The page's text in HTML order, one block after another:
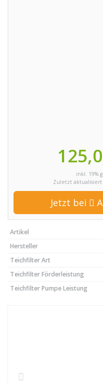
inkl. 19%
Zuletzt aktualisiert
Jetzt bei
Artikel
Hersteller
Teichfilter Art
Teichfilter Förderleistung
Teichfilter Pumpe Leistung